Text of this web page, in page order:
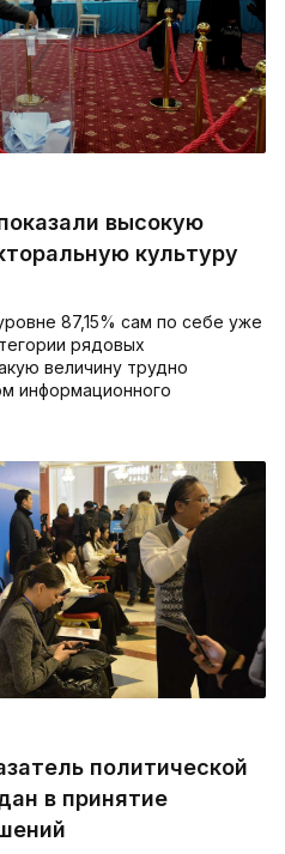
высокую
культуру
87,15% сам по себе уже
рядовых
величину трудно
информационного
политической
в принятие